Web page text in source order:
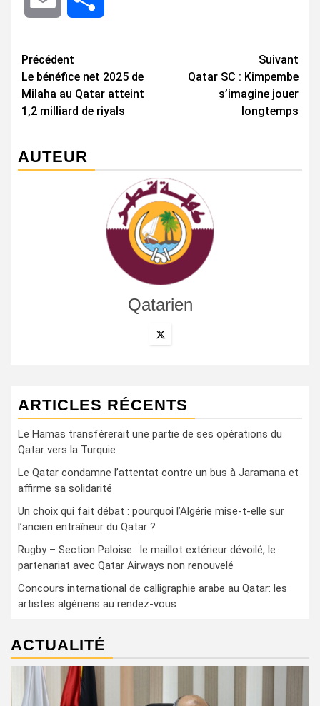
Navigation
d’article
Précédent
Le bénéfice net 2025 de
Milaha au Qatar atteint
1,2 milliard de riyals
Suivant
Qatar SC : Kimpembe
s’imagine jouer
longtemps
AUTEUR
Qatarien
ARTICLES RÉCENTS
Le Hamas transférerait une partie de ses opérations du
Qatar vers la Turquie
Le Qatar condamne l’attentat contre un bus à Jaramana et
affirme sa solidarité
Un choix qui fait débat : pourquoi l’Algérie mise-t-elle sur
l’ancien entraîneur du Qatar ?
Rugby – Section Paloise : le maillot extérieur dévoilé, le
partenariat avec Qatar Airways non renouvelé
Concours international de calligraphie arabe au Qatar: les
artistes algériens au rendez-vous
ACTUALITÉ